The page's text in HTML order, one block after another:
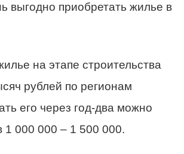
выгодно приобретать жилье в
на этапе строительства
рублей по регионам
его через год-два можно
1 000 000 – 1 500 000.